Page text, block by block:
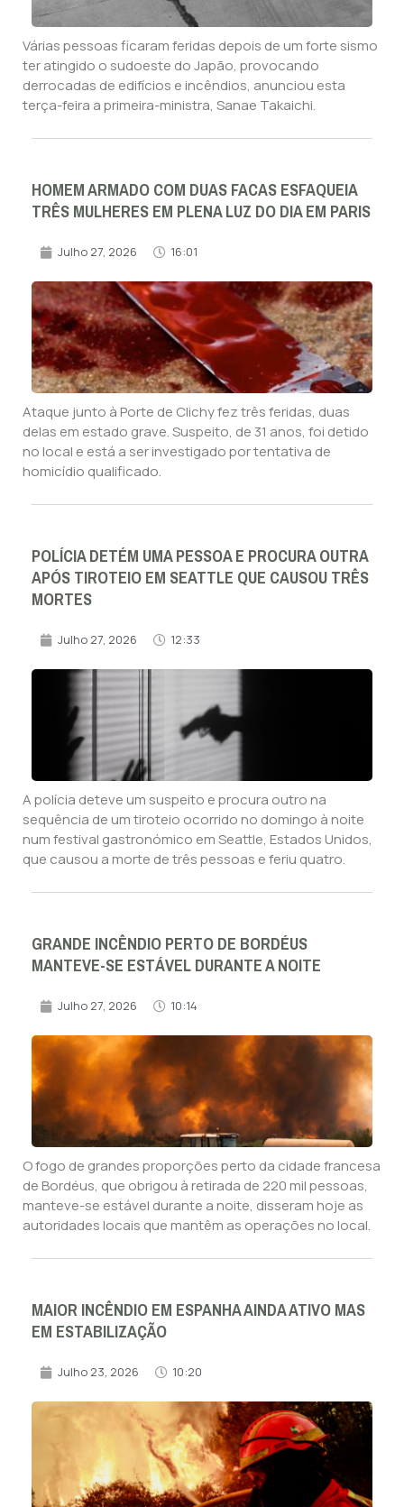
Várias pessoas ficaram feridas depois de um forte sismo
ter atingido o sudoeste do Japão, provocando
derrocadas de edifícios e incêndios, anunciou esta
terça-feira a primeira-ministra, Sanae Takaichi.
HOMEM ARMADO COM DUAS FACAS ESFAQUEIA
TRÊS MULHERES EM PLENA LUZ DO DIA EM PARIS
Julho 27, 2026 16:01
Ataque junto à Porte de Clichy fez três feridas, duas
delas em estado grave. Suspeito, de 31 anos, foi detido
no local e está a ser investigado por tentativa de
homicídio qualificado.
POLÍCIA DETÉM UMA PESSOA E PROCURA OUTRA
APÓS TIROTEIO EM SEATTLE QUE CAUSOU TRÊS
MORTES
Julho 27, 2026 12:33
A polícia deteve um suspeito e procura outro na
sequência de um tiroteio ocorrido no domingo à noite
num festival gastronómico em Seattle, Estados Unidos,
que causou a morte de três pessoas e feriu quatro.
GRANDE INCÊNDIO PERTO DE BORDÉUS
MANTEVE-SE ESTÁVEL DURANTE A NOITE
Julho 27, 2026 10:14
O fogo de grandes proporções perto da cidade francesa
de Bordéus, que obrigou à retirada de 220 mil pessoas,
manteve-se estável durante a noite, disseram hoje as
autoridades locais que mantêm as operações no local.
MAIOR INCÊNDIO EM ESPANHA AINDA ATIVO MAS
EM ESTABILIZAÇÃO
Julho 23, 2026 10:20